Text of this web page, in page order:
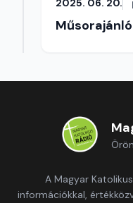
2025. 06. 20.
Műsorajánló
A Magyar
információkkal,